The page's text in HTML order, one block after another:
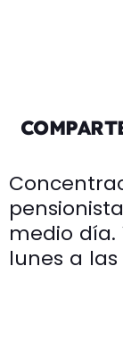
medio día.
lunes a